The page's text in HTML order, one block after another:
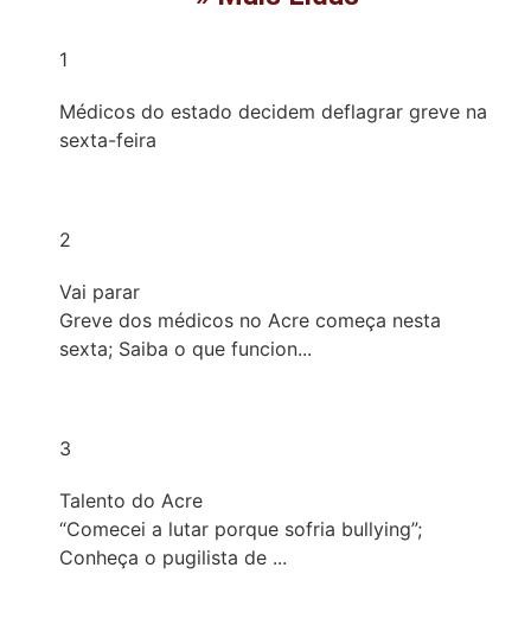
1
Médicos do estado decidem deflagrar greve na
sexta-feira
2
Vai parar
Greve dos médicos no Acre começa nesta
sexta; Saiba o que funcion...
3
Talento do Acre
“Comecei a lutar porque sofria bullying”;
Conheça o pugilista de ...